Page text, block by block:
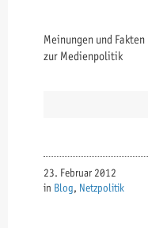
Meinungen und Fakten
zur Medienpolitik
23. Februar 2012
in Blog, Netzpolitik